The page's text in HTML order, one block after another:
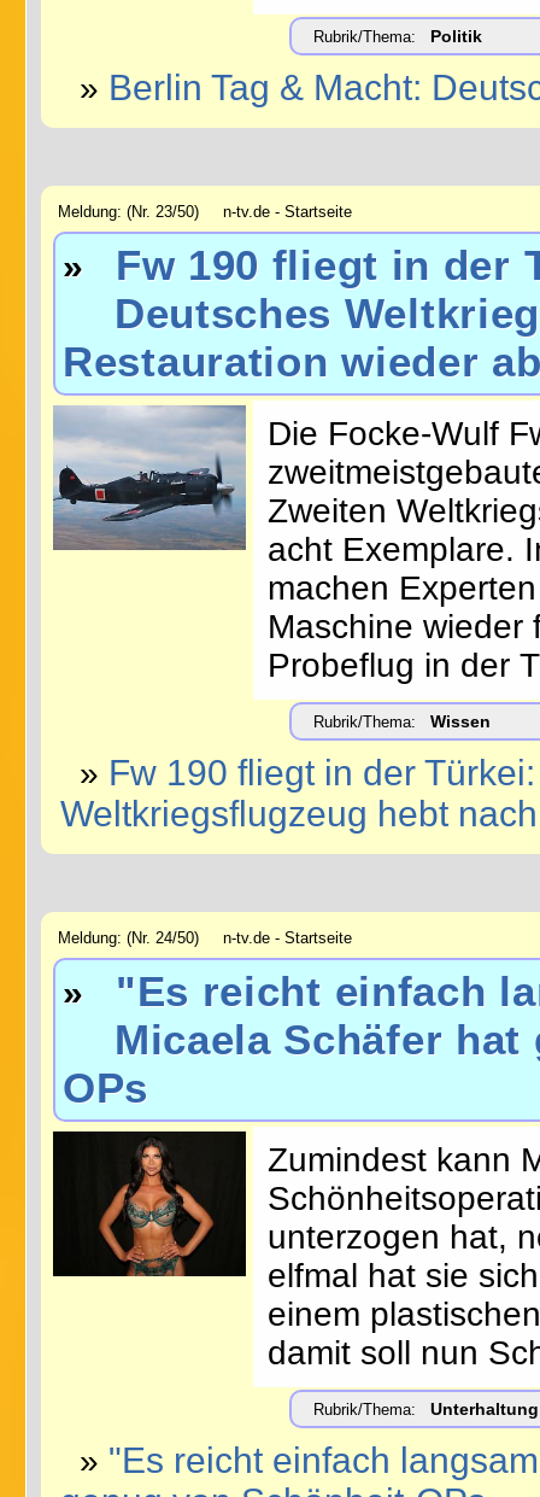
Rubrik/Thema: Politik
» Berlin Tag & Macht:
Meldung: (Nr. 23/50) n-tv.de - Startseite
» Fw 190 fliegt in der
Deutsches
Restauration wieder
Die Focke-Wulf
Zweiten
acht Exemplare.
machen
Maschine wieder
Probeflug in der
Rubrik/Thema: Wissen
» Fw 190 fliegt in der
Weltkriegsflugzeug hebt
Meldung: (Nr. 24/50) n-tv.de - Startseite
» "Es reicht einfach
Micaela Schäfer hat
OPs
Zumindest kann
unterzogen hat,
elfmal hat sie
einem
damit soll nun
Rubrik/Thema: Unterhaltung
» "Es reicht einfach